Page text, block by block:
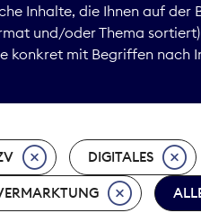
Inhalte, die Ihnen auf der
und/oder Thema
konkret mit Begriffen nach
DIGITALES